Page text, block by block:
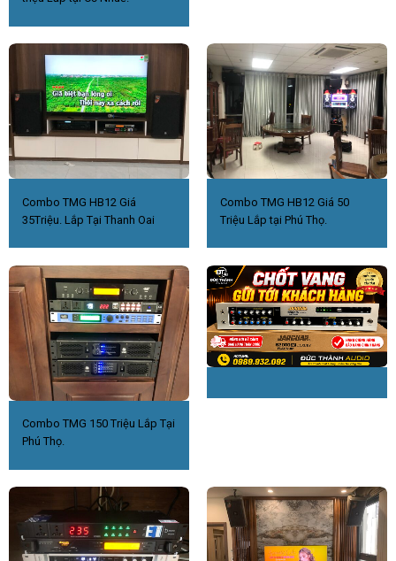
Combo TMG HB12 Giá
35Triệu. Lắp Tại Thanh Oai
Combo TMG HB12 Giá 50
Triệu Lắp tại Phú Thọ.
Combo TMG 150 Triệu Lắp Tại
Phú Thọ.